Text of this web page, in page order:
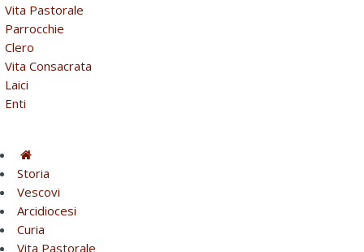
Vita Pastorale
Parrocchie
Clero
Vita Consacrata
Laici
Enti
Storia
Vescovi
Arcidiocesi
Curia
Vita Pastorale